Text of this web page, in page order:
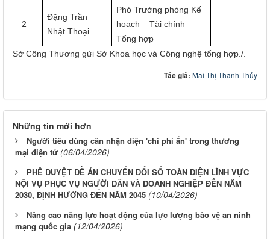
2
Đặng Trần
Nhật Thoại
Phó Trưởng phòng Kế
hoạch – Tài chính –
Tổng hợp
Sở Công Thương gửi Sở Khoa học và Công nghệ tổng hợp./.
Tác giả: Mai Thị Thanh Thủy
Những tin mới hơn
Người tiêu dùng cần nhận diện 'chi phí ẩn' trong thương
mại điện tử (06/04/2026)
PHÊ DUYỆT ĐỀ ÁN CHUYỂN ĐỔI SỐ TOÀN DIỆN LĨNH VỰC
NỘI VỤ PHỤC VỤ NGƯỜI DÂN VÀ DOANH NGHIỆP ĐẾN NĂM
2030, ĐỊNH HƯỚNG ĐẾN NĂM 2045 (10/04/2026)
Nâng cao năng lực hoạt động của lực lượng bảo vệ an ninh
mạng quốc gia (12/04/2026)